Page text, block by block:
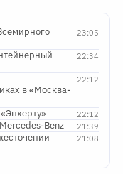
23:05
22:34
22:12
в «Москва-
22:12
21:39
Benz
21:08